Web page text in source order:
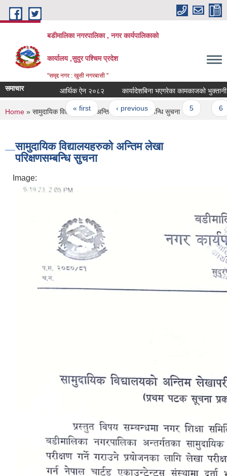
Skip to main content
बडीमालिका नगरपालिका , नगर कार्यपालिकाको
कार्यालय ,सुदुर पश्चिम प्रदेश
"समृद्द नगर : खुसी नगरबासी "
समाचार आर्थिक ऐन २०८२ कार्यादेशबिना भएगरेका कामकाजको भुक्तानी
Pages
« first ‹ previous … 5
You are here
Home » सामुदायिक विद्यालयहरुको अन्तिम लेखा परिक्षणसम्बन्धि सुचना
सामुदायिक विद्यालयहरुको अन्तिम लेखा
परिक्षणसम्बन्धि सुचना
Image: